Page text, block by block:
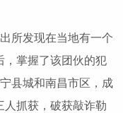
所发现在当地有一个
，掌握了该团伙的犯
县城和南昌市区，成
人抓获，破获敲诈勒